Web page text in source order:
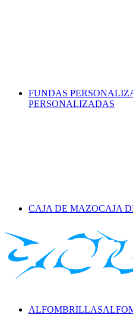
FUNDAS
PERSONALIZADAS
CAJA DE MAZOCAJA
ALFOMBRILLAS